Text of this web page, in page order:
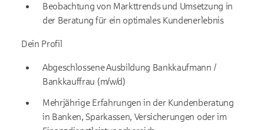
Beobachtung von Markttrends und Umsetzung in
der Beratung für ein optimales Kundenerlebnis
Dein Profil
Abgeschlossene Ausbildung Bankkaufmann /
Bankkauffrau (m/w/d)
Mehrjährige Erfahrungen in der Kundenberatung
in Banken, Sparkassen, Versicherungen oder im